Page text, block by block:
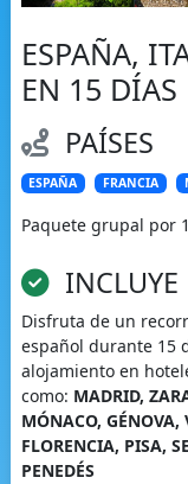
ESPAÑA,
EN 15 DÍAS
PAÍSES
ESPAÑA FRANCIA
Paquete grupal por
INCLUYE
Disfruta de un
español durante 15
alojamiento en
como: MADRID,
MÓNACO, GÉNOVA,
FLORENCIA, PISA,
PENEDÉS